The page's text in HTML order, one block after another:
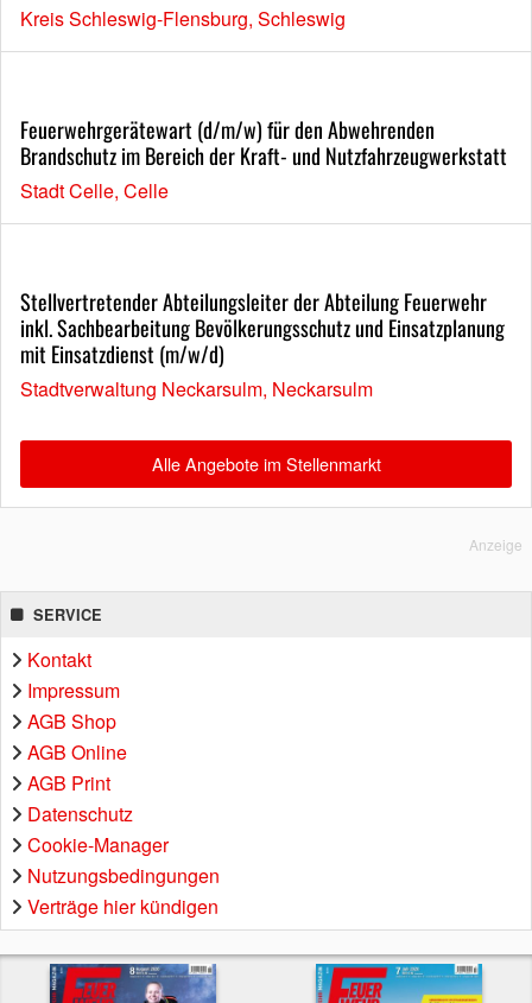
Kreis Schleswig-Flensburg, Schleswig
Feuerwehrgerätewart (d/m/w) für den Abwehrenden
Brandschutz im Bereich der Kraft- und Nutzfahrzeugwerkstatt
Stadt Celle, Celle
Stellvertretender Abteilungsleiter der Abteilung Feuerwehr
inkl. Sachbearbeitung Bevölkerungsschutz und Einsatzplanung
mit Einsatzdienst (m/w/d)
Stadtverwaltung Neckarsulm, Neckarsulm
Alle Angebote im Stellenmarkt
Anzeige
SERVICE
Kontakt
Impressum
AGB Shop
AGB Online
AGB Print
Datenschutz
Cookie-Manager
Nutzungsbedingungen
Verträge hier kündigen